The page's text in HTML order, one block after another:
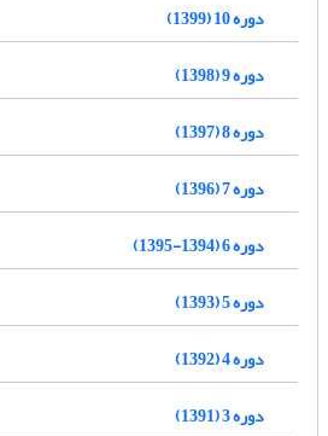
دوره 10 (1399)
دوره 9 (1398)
دوره 8 (1397)
دوره 7 (1396)
دوره 6 (1394-1395)
دوره 5 (1393)
دوره 4 (1392)
دوره 3 (1391)